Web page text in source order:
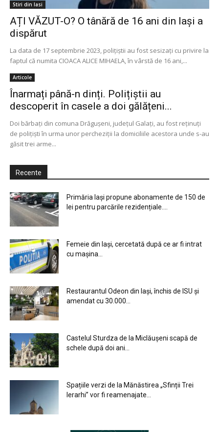
Stiri din Iasi
AȚI VĂZUT-O? O tânără de 16 ani din Iași a
dispărut
La data de 17 septembrie 2023, polițiștii au fost sesizați cu privire la
faptul că numita CIOACA ALICE MIHAELA, în vârstă de 16 ani,...
Articole
Înarmați până-n dinți. Polițiștii au
descoperit în casele a doi gălățeni...
Doi bărbaţi din comuna Drăguşeni, judeţul Galaţi, au fost reţinuţi
de poliţişti în urma unor percheziţii la domiciliile acestora unde s-au
găsit trei arme...
Recente
Primăria Iași propune abonamente de 150 de
lei pentru parcările rezidențiale....
Femeie din Iași, cercetată după ce ar fi intrat
cu mașina...
Restaurantul Odeon din Iași, închis de ISU și
amendat cu 30.000...
Castelul Sturdza de la Miclăușeni scapă de
schele după doi ani...
Spațiile verzi de la Mănăstirea „Sfinții Trei
Ierarhi” vor fi reamenajate...